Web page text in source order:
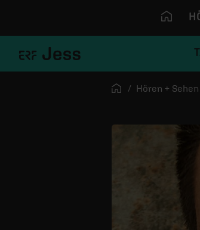
Startseite
Hören + Sehen